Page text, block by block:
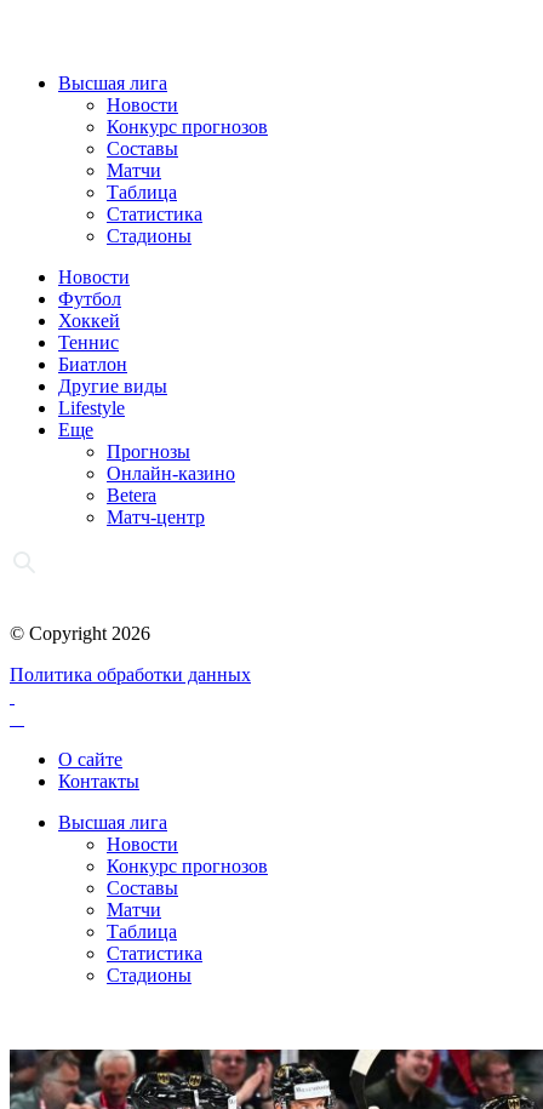
Высшая лига
Новости
Конкурс прогнозов
Составы
Матчи
Таблица
Статистика
Стадионы
Новости
Футбол
Хоккей
Теннис
Биатлон
Другие виды
Lifestyle
Еще
Прогнозы
Онлайн-казино
Betera
Матч-центр
© Copyright 2026
Политика обработки данных
О сайте
Контакты
Высшая лига
Новости
Конкурс прогнозов
Составы
Матчи
Таблица
Статистика
Стадионы